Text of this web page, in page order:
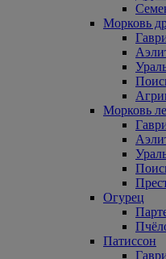
Морковь
Морковь
Огурец
Патиссон